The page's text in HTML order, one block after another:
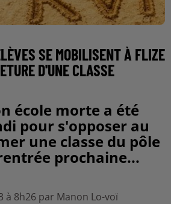
SE MOBILISENT À FLIZE
D'UNE CLASSE
école morte a été
pour s'opposer au
une classe du pôle
prochaine...
à 8h26 par Manon Lo-voï